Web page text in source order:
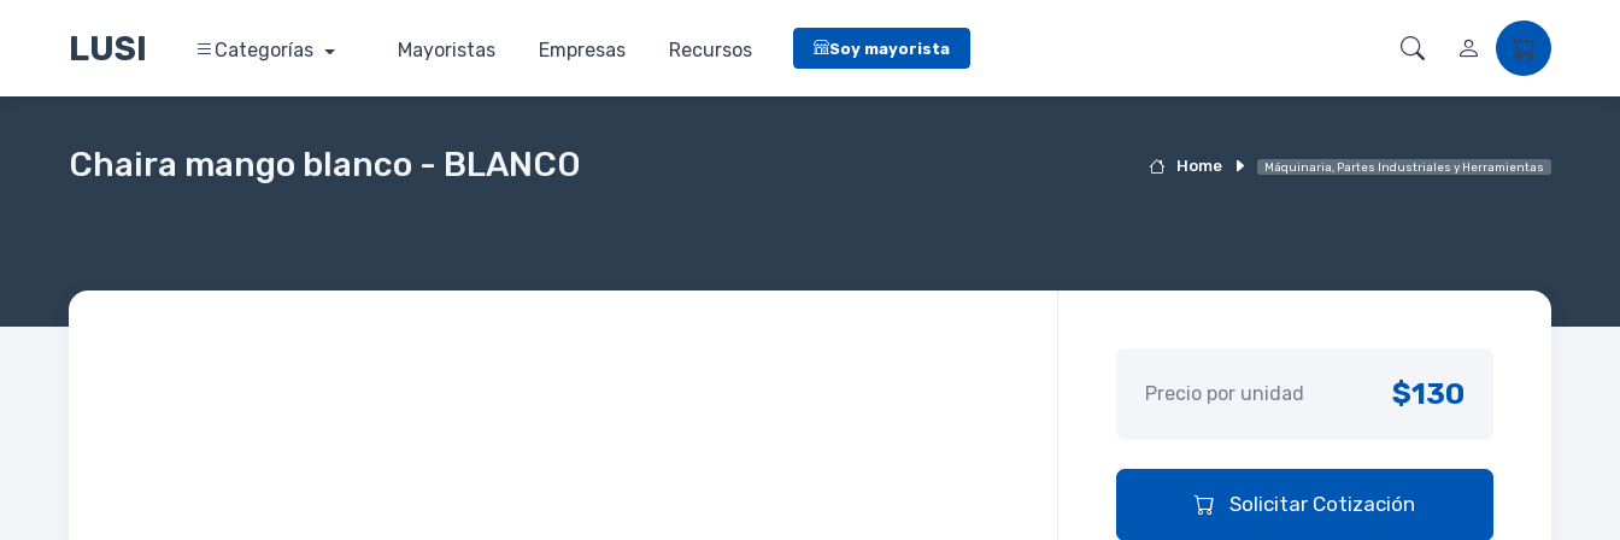
LUSI Categorías Mayoristas Empresas Recursos Soy mayorista
Home Máquinaria, Partes Industriales y Herramientas
Chaira mango blanco - BLANCO
Precio por unidad $130
Solicitar Cotización